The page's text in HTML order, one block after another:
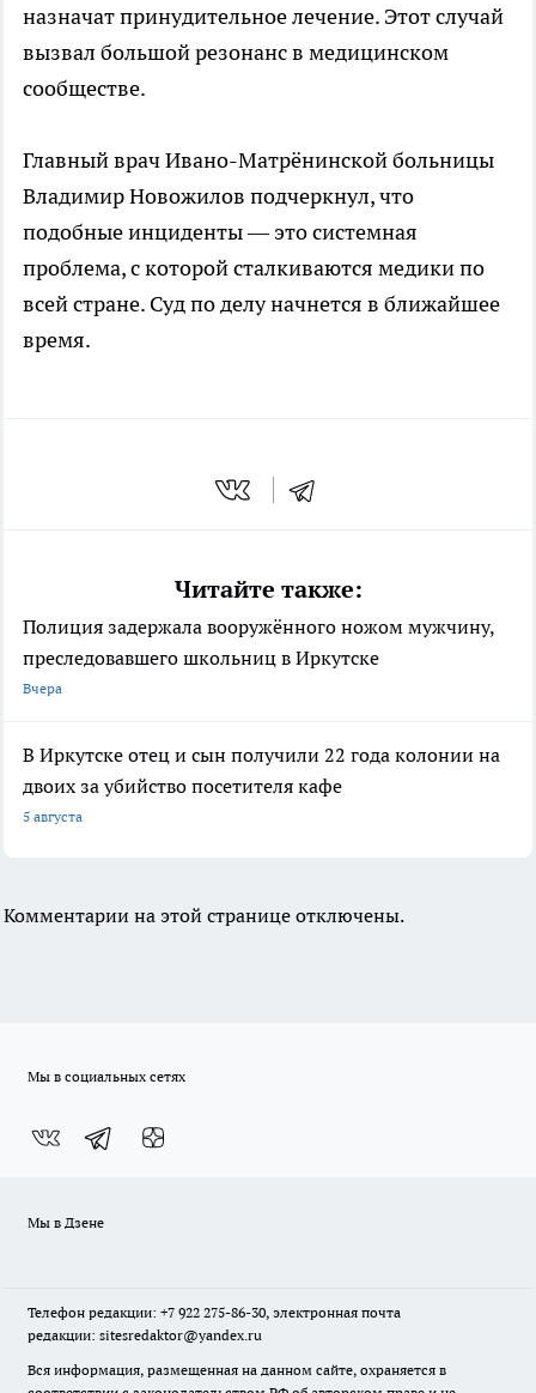
назначат принудительное лечение. Этот случай
вызвал большой резонанс в медицинском
сообществе.
Главный врач Ивано-Матрёнинской больницы
Владимир Новожилов подчеркнул, что
подобные инциденты — это системная
проблема, с которой сталкиваются медики по
всей стране. Суд по делу начнется в ближайшее
время.
Читайте также:
Полиция задержала вооружённого ножом мужчину,
преследовавшего школьниц в Иркутске
Вчера
В Иркутске отец и сын получили 22 года колонии на
двоих за убийство посетителя кафе
5 августа
Комментарии на этой странице отключены.
Мы в социальных сетях
Мы в Дзене
Телефон редакции: +7 922 275-86-30, электронная почта
редакции: sitesredaktor@yandex.ru
Вся информация, размещенная на данном сайте, охраняется в